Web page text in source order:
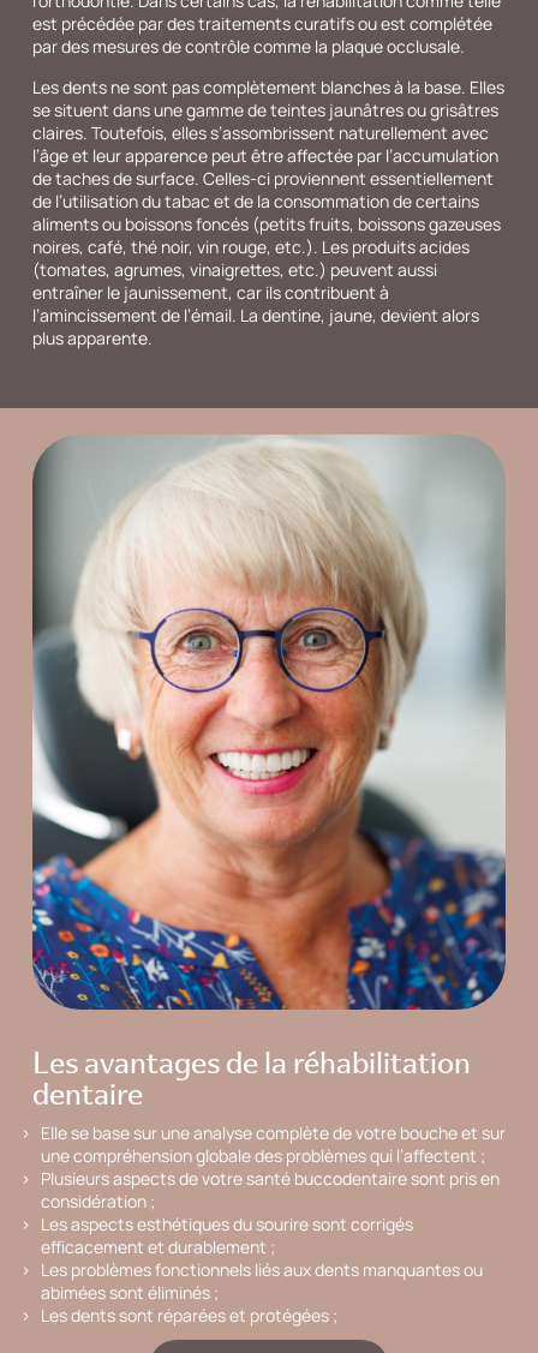
est précédée par des traitements curatifs ou est complétée
par des mesures de contrôle comme la plaque occlusale.
Les dents ne sont pas complètement blanches à la base. Elles
se situent dans une gamme de teintes jaunâtres ou grisâtres
claires. Toutefois, elles s’assombrissent naturellement avec
l’âge et leur apparence peut être affectée par l’accumulation
de taches de surface. Celles-ci proviennent essentiellement
de l’utilisation du tabac et de la consommation de certains
aliments ou boissons foncés (petits fruits, boissons gazeuses
noires, café, thé noir, vin rouge, etc.). Les produits acides
(tomates, agrumes, vinaigrettes, etc.) peuvent aussi
entraîner le jaunissement, car ils contribuent à
l’amincissement de l’émail. La dentine, jaune, devient alors
plus apparente.
Les avantages de la réhabilitation
dentaire
Elle se base sur une analyse complète de votre bouche et sur
une compréhension globale des problèmes qui l’affectent ;
Plusieurs aspects de votre santé buccodentaire sont pris en
considération ;
Les aspects esthétiques du sourire sont corrigés
efficacement et durablement ;
Les problèmes fonctionnels liés aux dents manquantes ou
abimées sont éliminés ;
Les dents sont réparées et protégées ;